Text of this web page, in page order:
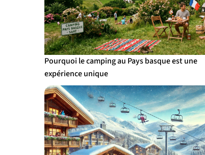
Pourquoi le camping au Pays basque est une
expérience unique